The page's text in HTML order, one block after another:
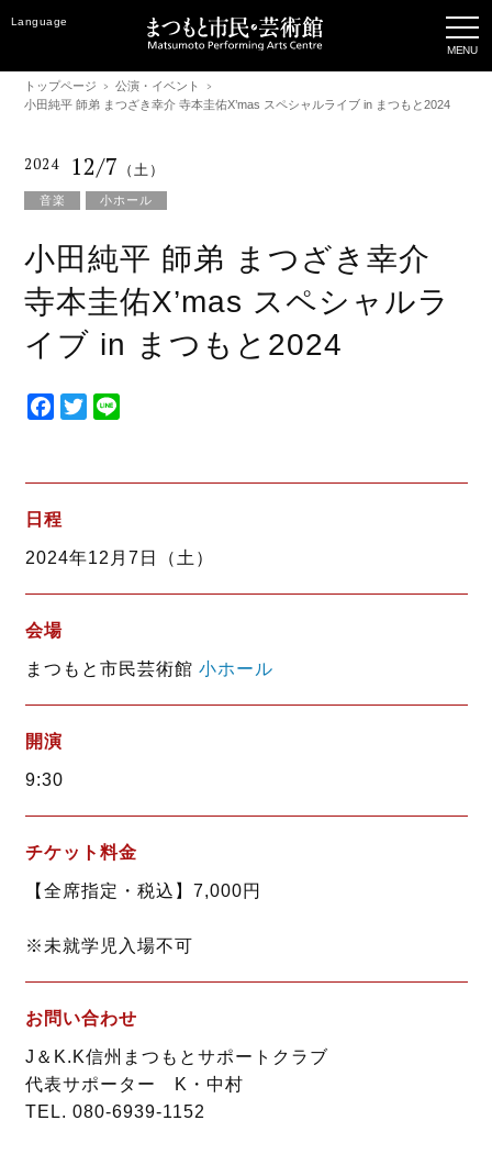
Language
トップページ
公演・イベント
小田純平 師弟 まつざき幸介 寺本圭佑X’mas スペシャルライブ in まつもと2024
2024 12/7 （土）
音楽 小ホール
小田純平 師弟 まつざき幸介
寺本圭佑X’mas スペシャルラ
イブ in まつもと2024
F
e
b
o
k
T
t
r
e
日程
2024年12月7日（土）
会場
まつもと市民芸術館 小ホール
開演
9:30
チケット料金
【全席指定・税込】7,000円
※未就学児入場不可
お問い合わせ
J＆K.K信州まつもとサポートクラブ
代表サポーター K・中村
TEL. 080-6939-1152